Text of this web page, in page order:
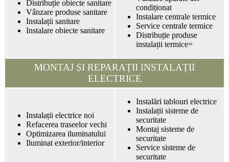
Distribuție obiecte sanitare
Vânzare produse sanitare
Instalații sanitare
Instalare obiecte sanitare
condiționat
Instalare centrale termice
Service centrale termice
Distribuție produse
instalații termice=
MONTAJ ȘI REPARAȚII INSTALAȚII
ELECTRICE
Instalații electrice noi
Refacerea traseelor vechi
Optimizarea iluminatului
Iluminat exterior/interior
Instalări tablouri electrice
Instalații sisteme de
securitate
Montaj sisteme de
securitate
Service sisteme de
securitate